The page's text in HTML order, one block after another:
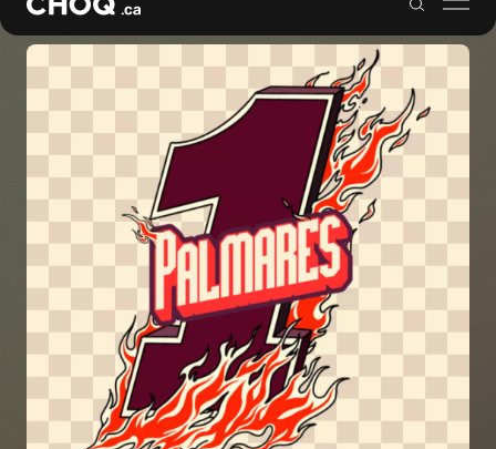
Balados
Reportages
Palmarès
À propos
S'impliquer
Carrière